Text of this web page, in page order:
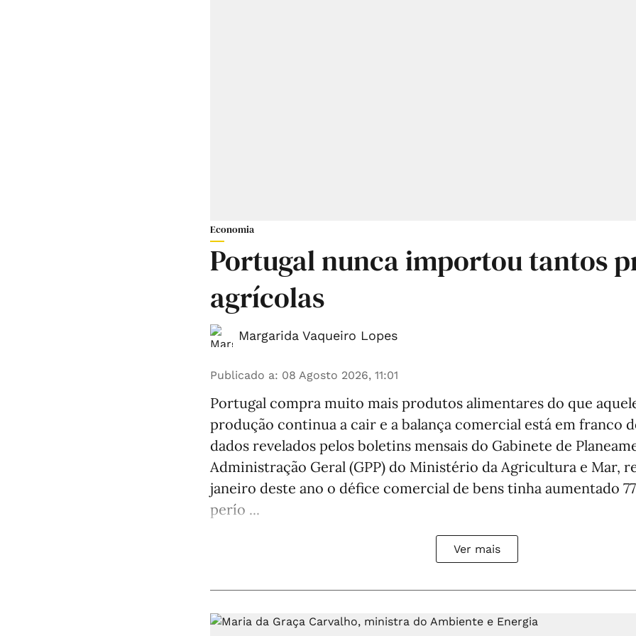
Economia
Portugal nunca importou tantos
agrícolas
Margarida Vaqueiro Lopes
Publicado a: 08 Agosto 2026, 11:01
Portugal compra muito mais produtos alimentares do que
produção continua a cair e a balança comercial está em franco
dados revelados pelos boletins mensais do Gabinete de
Administração Geral (GPP) do Ministério da Agricultura e Mar,
janeiro deste ano o défice comercial de bens tinha aumentado
perío ...
Ver mais